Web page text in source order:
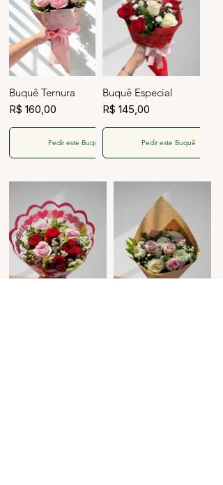
Buquê Ternura
R$ 160,00
Pedir este Buquê
Buquê Especial
R$ 145,00
Pedir este Buquê